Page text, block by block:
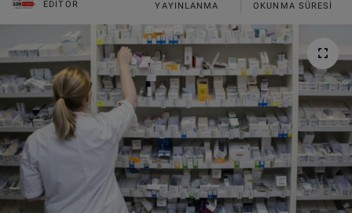
EDITÖR YAYINLANMA OKUNMA SÜRESI
FOTO GALERİ
VIDEO GALERİ
ALGEMENE VOORWAARDEN
CONTACT
Çerez Politikası